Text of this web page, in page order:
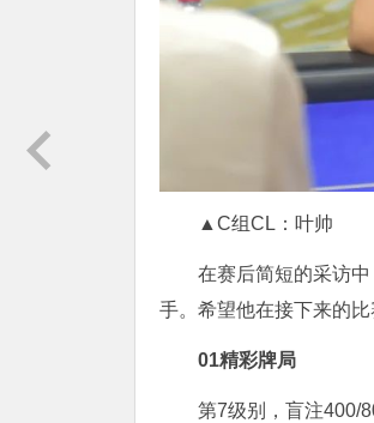
▲C组CL：叶帅
在赛后简短的采访
手。希望他在接下来的
01精彩牌局
第7级别，盲注400/